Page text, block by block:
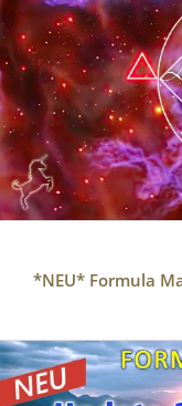
*NEU* Formula